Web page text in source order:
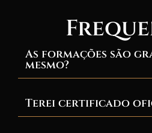
As formações são
mesmo?
Terei certificado